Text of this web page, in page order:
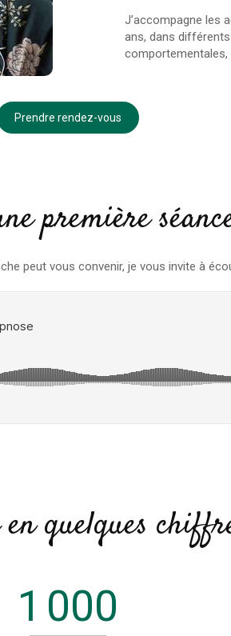
J’accompagne les
ans, dans
comportementales,
Prendre rendez-vous
première
peut vous convenir, je vous invite à
en quelques
1 000